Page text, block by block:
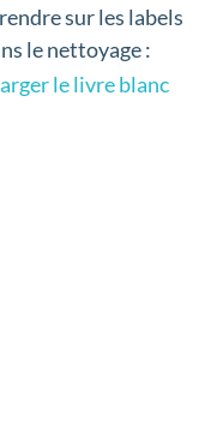
sur les labels
le nettoyage :
le livre blanc